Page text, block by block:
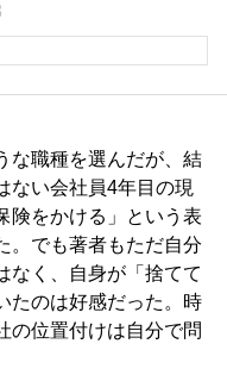
な職種を選んだが、結
ない会社員4年目の現
険をかける」という表
。でも著者もただ自分
なく、自身が「捨てて
たのは好感だった。時
の位置付けは自分で問